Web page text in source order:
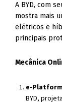
A BYD, com
mostra mais
elétricos e
principais
Mecânica
e-Platform
BYD,